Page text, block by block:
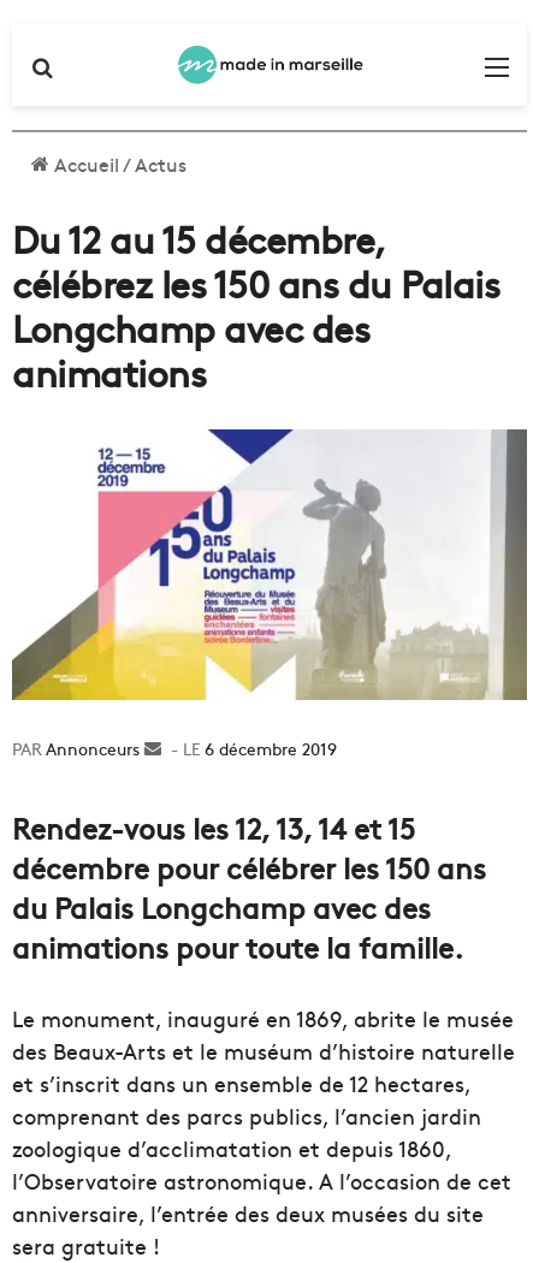
Accueil/Actus
Du 12 au 15 décembre,
célébrez les 150 ans du Palais
Longchamp avec des
animations
Annonceurs
Envoyer6 décembre 2019
Rendez-vous les 12, 13, 14 et 15
décembre pour célébrer les 150 ans
du Palais Longchamp avec des
animations pour toute la famille.
Le monument, inauguré en 1869, abrite le musée
des Beaux-Arts et le muséum d’histoire naturelle
et s’inscrit dans un ensemble de 12 hectares,
comprenant des parcs publics, l’ancien jardin
zoologique d’acclimatation et depuis 1860,
l’Observatoire astronomique. A l’occasion de cet
anniversaire, l’entrée des deux musées du site
sera gratuite !